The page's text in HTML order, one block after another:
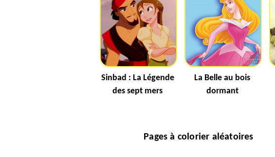
Sinbad : La Légende
des sept mers
La Belle au bois
dormant
Pages à colorier aléatoires